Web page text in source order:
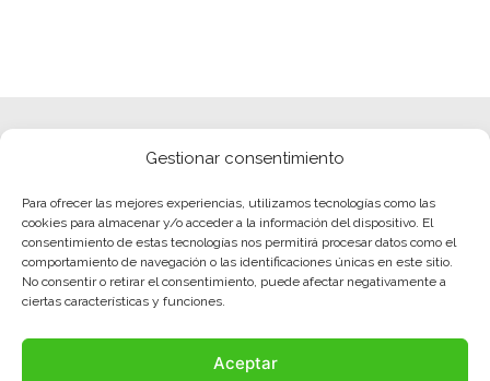
Gestionar consentimiento
Para ofrecer las mejores experiencias, utilizamos tecnologías como las
cookies para almacenar y/o acceder a la información del dispositivo. El
consentimiento de estas tecnologías nos permitirá procesar datos como el
comportamiento de navegación o las identificaciones únicas en este sitio.
No consentir o retirar el consentimiento, puede afectar negativamente a
ciertas características y funciones.
Aceptar